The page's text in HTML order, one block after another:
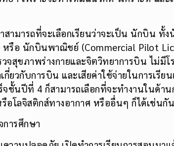
ย์ฯ เพราะจะทำให้มีแนวคิด วิเคราะห์ และเ
ามารถที่จะเลือกเรียนว่าจะเป็น นักบิน ทั้
รือ นักบินพาณิชย์ (Commercial Pilot
สุขภาพร่างกายและจิตวิทยาการบิน ไม่มีโ
กี่ยวกับการบิน และเสียค่าใช้จ่ายในการเรีย
จชั้นปีที่ 4 ก็สามารถเลือกที่จะทำงานในด้านก
รือโลจิสติกส์ทางอากาศ หรืออื่นๆ ก็ได้เช่นกัน
ารศึกษา